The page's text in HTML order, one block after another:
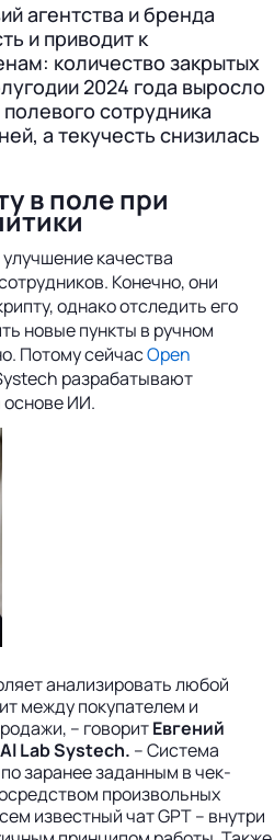
агентства и бренда
и приводит к
количество закрытых
2024 года выросло
сотрудника
а текучесть снизилась
в поле при
качества
Конечно, они
однако отследить его
новые пункты в ручном
Потому сейчасOpen
разрабатывают
ИИ.
анализировать любой
между покупателем и
– говоритЕвгений
Lab Systech. – Система
заранее заданным в чек-
произвольных
известный чат GPT – внутри